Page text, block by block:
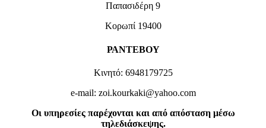
Παπασιδέρη 9
Κορωπί 19400
ΡΑΝΤΕΒΟΥ
Κινητό: 6948179725
e-mail: zoi.kourkaki@yahoo.com
Οι υπηρεσίες παρέχονται και από απόσταση μέσω
τηλεδιάσκεψης.